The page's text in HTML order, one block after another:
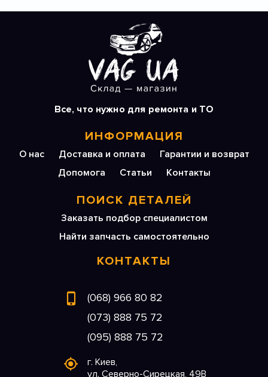
Все, что нужно для ремонта и ТО
ИНФОРМАЦИЯ
О нас Доставка и оплата
Гарантии и возврат
Допомога
Статьи Контакты
ПОИСК ДЕТАЛЕЙ
Заказать подбор специалистом
Найти запчасть самостоятельно
КОНТАКТЫ
(068) 966 80 82
(073) 888 75 72
(095) 888 75 72
г. Киев,
ул. Северно-Сирецкая, 49В